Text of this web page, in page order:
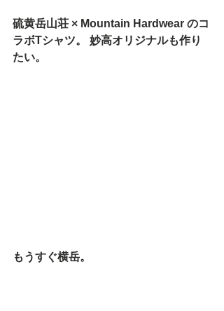
硫黄岳山荘 × Mountain Hardwear のコ
ラボTシャツ。 妙高オリジナルも作り
たい。
もうすぐ横岳。